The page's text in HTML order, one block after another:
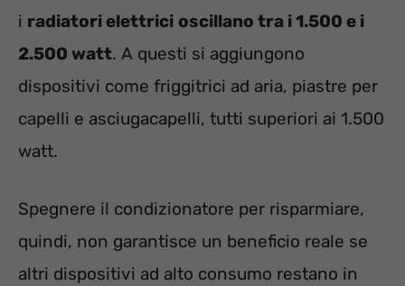
i radiatori elettrici oscillano tra i 1.500 e i
2.500 watt. A questi si aggiungono
dispositivi come friggitrici ad aria, piastre per
capelli e asciugacapelli, tutti superiori ai 1.500
watt.
Spegnere il condizionatore per risparmiare,
quindi, non garantisce un beneficio reale se
altri dispositivi ad alto consumo restano in